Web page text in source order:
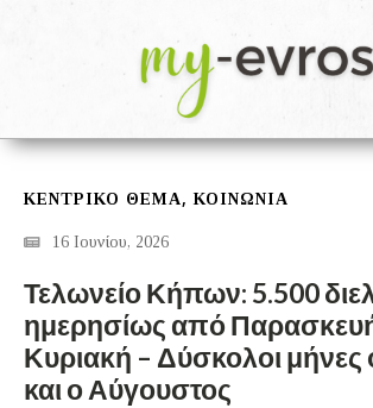
ΚΕΝΤΡΙΚΟ ΘΕΜΑ,ΚΟΙΝΩΝΙΑ
16 Ιουνίου, 2026
Τελωνείο Κήπων: 5.500
ημερησίως από
Κυριακή – Δύσκολοι μήνες
και ο Αύγουστος